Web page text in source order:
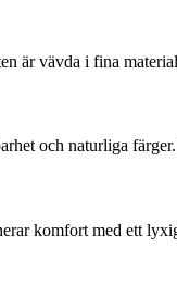
är vävda i fina
och naturliga
komfort med ett